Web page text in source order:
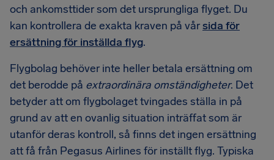
och ankomsttider som det ursprungliga flyget. Du
kan kontrollera de exakta kraven på vårsida för
ersättning för inställda flyg.
Flygbolag behöver inte heller betala ersättning om
det berodde på extraordinära omständigheter. Det
betyder att om flygbolaget tvingades ställa in på
grund av att en ovanlig situation inträffat som är
utanför deras kontroll, så finns det ingen ersättning
att få från Pegasus Airlines för inställt flyg. Typiska